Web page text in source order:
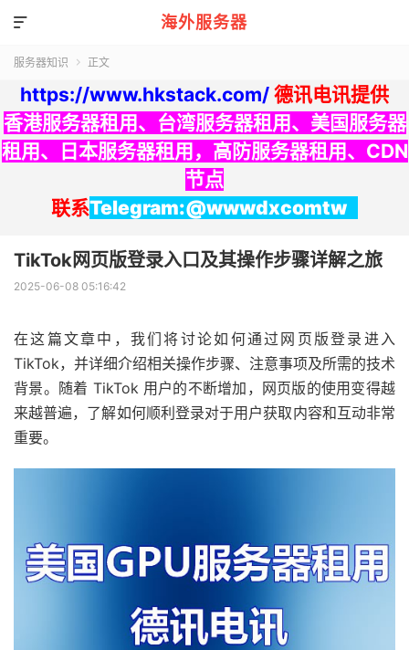
海外服务器

服务器知识  正文
https://www.hkstack.com/ 德讯电讯提供
香港服务器租用、 台湾服务器租用、 美国服务器
租用、 日本服务器租用 ， 高防服务器租用、 CDN
节点
联系Telegram:@wwwdxcomtw
TikTok网页版登录入口及其操作步骤详解之旅
2025-06-08 05:16:42
在这篇文章中，我们将讨论如何通过网页版登录进入
TikTok，并详细介绍相关操作步骤、注意事项及所需的技术
背景。随着 TikTok 用户的不断增加，网页版的使用变得越
来越普遍，了解如何顺利登录对于用户获取内容和互动非常
重要。